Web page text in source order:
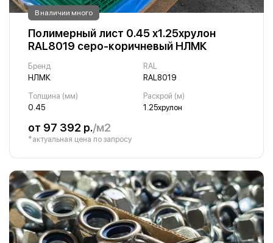
В наличии много
Полимерный лист 0.45 х1.25хрулон
RAL8019 серо-коричневый НЛМК
Бренд
НЛМК
RAL
RAL8019
Толщина (мм)
0.45
Раскрой (м)
1.25хрулон
от 97 392 р./м2
*актуальная цена по запросу